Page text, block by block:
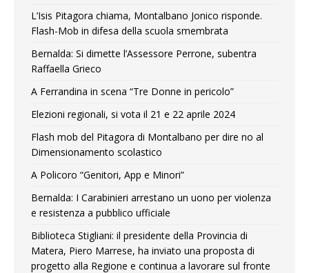
L’Isis Pitagora chiama, Montalbano Jonico risponde.
Flash-Mob in difesa della scuola smembrata
Bernalda: Si dimette l’Assessore Perrone, subentra
Raffaella Grieco
A Ferrandina in scena “Tre Donne in pericolo”
Elezioni regionali, si vota il 21 e 22 aprile 2024
Flash mob del Pitagora di Montalbano per dire no al
Dimensionamento scolastico
A Policoro “Genitori, App e Minori”
Bernalda: I Carabinieri arrestano un uono per violenza
e resistenza a pubblico ufficiale
Biblioteca Stigliani: il presidente della Provincia di
Matera, Piero Marrese, ha inviato una proposta di
progetto alla Regione e continua a lavorare sul fronte